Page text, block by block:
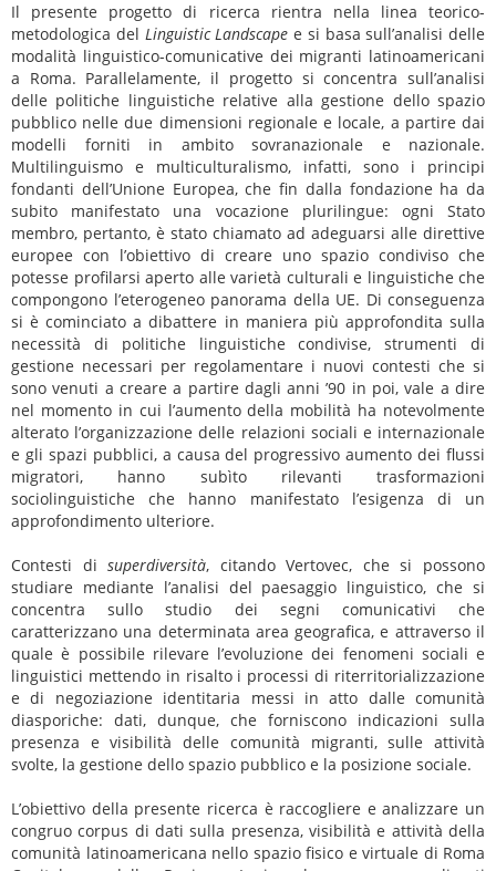
Il presente progetto di ricerca rientra nella linea teorico-
metodologica del Linguistic Landscape e si basa sull’analisi delle
modalità linguistico-comunicative dei migranti latinoamericani
a Roma. Parallelamente, il progetto si concentra sull’analisi
delle politiche linguistiche relative alla gestione dello spazio
pubblico nelle due dimensioni regionale e locale, a partire dai
modelli forniti in ambito sovranazionale e nazionale.
Multilinguismo e multiculturalismo, infatti, sono i principi
fondanti dell’Unione Europea, che fin dalla fondazione ha da
subito manifestato una vocazione plurilingue: ogni Stato
membro, pertanto, è stato chiamato ad adeguarsi alle direttive
europee con l’obiettivo di creare uno spazio condiviso che
potesse profilarsi aperto alle varietà culturali e linguistiche che
compongono l’eterogeneo panorama della UE. Di conseguenza
si è cominciato a dibattere in maniera più approfondita sulla
necessità di politiche linguistiche condivise, strumenti di
gestione necessari per regolamentare i nuovi contesti che si
sono venuti a creare a partire dagli anni ’90 in poi, vale a dire
nel momento in cui l’aumento della mobilità ha notevolmente
alterato l’organizzazione delle relazioni sociali e internazionale
e gli spazi pubblici, a causa del progressivo aumento dei flussi
migratori, hanno subìto rilevanti trasformazioni
sociolinguistiche che hanno manifestato l’esigenza di un
approfondimento ulteriore.
Contesti disuperdiversità, citando Vertovec, che si possono
studiare mediante l’analisi del paesaggio linguistico, che si
concentra sullo studio dei segni comunicativi che
caratterizzano una determinata area geografica, e attraverso il
quale è possibile rilevare l’evoluzione dei fenomeni sociali e
linguistici mettendo in risalto i processi di riterritorializzazione
e di negoziazione identitaria messi in atto dalle comunità
diasporiche: dati, dunque, che forniscono indicazioni sulla
presenza e visibilità delle comunità migranti, sulle attività
svolte, la gestione dello spazio pubblico e la posizione sociale.
L’obiettivo della presente ricerca è raccogliere e analizzare un
congruo corpus di dati sulla presenza, visibilità e attività della
comunità latinoamericana nello spazio fisico e virtuale di Roma